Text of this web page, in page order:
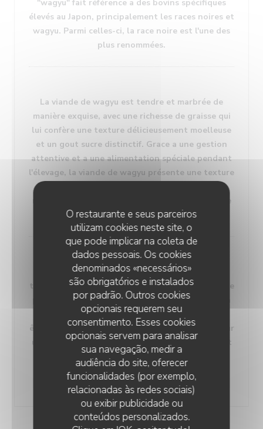
O restaurante e seus parceiros
utilizam cookies neste site, o
que pode implicar na coleta de
dados pessoais. Os cookies
denominados «necessários»
são obrigatórios e instalados
por padrão. Outros cookies
opcionais requerem seu
consentimento. Esses cookies
opcionais servem para analisar
sua navegação, medir a
audiência do site, oferecer
funcionalidades (por exemplo,
relacionadas às redes sociais)
ou exibir publicidade ou
conteúdos personalizados.
"wagyu" fait référence a des bovins spécifiques
élevés au Japon, principalement les races noires et
wagyu. Parmi celles-ci, la race noire est l'une des
plus renommées.
La viande de wagyu est tendre et marbrée de
manière exquise, avec une richesse de graisse qui
lui confère une texture délicieusement moelleuse
et un gout sucre distinctif. Grace a une gestion
attentive et a une alimentation spéciale pendant
l'élevage, la viande de wagyu présente une texture
fine, une répartition uniforme de la graisse, et
manifeste l'effet de persillage, caractéristique de
sa haute qualité.
Le wagyu est classe en différentes catégories,
telles que le grade A5, ou A représente le grade le
plus élevé et 5 indique un équilibre idéal entre la
graisse et les muscles. La viande de wagyu peut
être cuisinée de diverses manières, notamment sur
une plaque chauffante, ou le chef fait rapidement
sauter les fines tranches de wagyu sur la plaque
chaude pour préserver la tendreté et la jutosité
de la viande.